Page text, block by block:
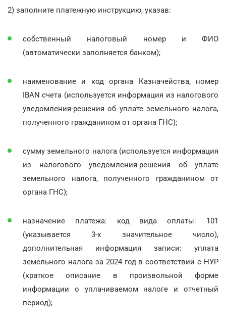
2) заполните платежную инструкцию, указав:
собственный налоговый номер и ФИО
(автоматически заполняется банком);
наименование и код органа Казначейства, номер
ІВАN счета (используется информация из налогового
уведомления-решения об уплате земельного налога,
полученного гражданином от органа ГНС);
сумму земельного налога (используется информация
из налогового уведомления-решения об уплате
земельного налога, полученного гражданином от
органа ГНС);
назначение платежа: код вида оплаты: 101
(указывается 3-х значительное число),
дополнительная информация записи: уплата
земельного налога за 2024 год в соответствии с НУР
(краткое описание в произвольной форме
информации о уплачиваемом налоге и отчетный
период);